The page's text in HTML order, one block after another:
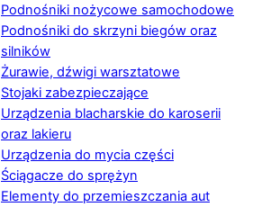
Podnośniki nożycowe samochodowe
Podnośniki do skrzyni biegów oraz
silników
Żurawie, dźwigi warsztatowe
Stojaki zabezpieczające
Urządzenia blacharskie do karoserii
oraz lakieru
Urządzenia do mycia części
Ściągacze do sprężyn
Elementy do przemieszczania aut